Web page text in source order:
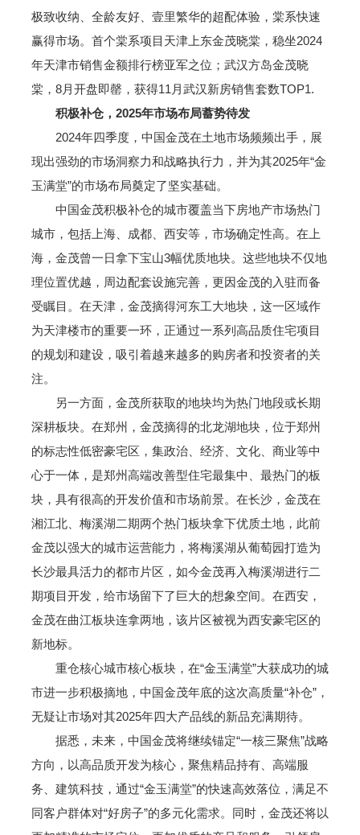
极致收纳、全龄友好、壹里繁华的超配体验，棠系快速
赢得市场。首个棠系项目天津上东金茂晓棠，稳坐2024
年天津市销售金额排行榜亚军之位；武汉方岛金茂晓
棠，8月开盘即罄，获得11月武汉新房销售套数TOP1.
积极补仓，2025年市场布局蓄势待发
2024年四季度，中国金茂在土地市场频频出手，展
现出强劲的市场洞察力和战略执行力，并为其2025年“金
玉满堂”的市场布局奠定了坚实基础。
中国金茂积极补仓的城市覆盖当下房地产市场热门
城市，包括上海、成都、西安等，市场确定性高。在上
海，金茂曾一日拿下宝山3幅优质地块。这些地块不仅地
理位置优越，周边配套设施完善，更因金茂的入驻而备
受瞩目。在天津，金茂摘得河东工大地块，这一区域作
为天津楼市的重要一环，正通过一系列高品质住宅项目
的规划和建设，吸引着越来越多的购房者和投资者的关
注。
另一方面，金茂所获取的地块均为热门地段或长期
深耕板块。在郑州，金茂摘得的北龙湖地块，位于郑州
的标志性低密豪宅区，集政治、经济、文化、商业等中
心于一体，是郑州高端改善型住宅最集中、最热门的板
块，具有很高的开发价值和市场前景。在长沙，金茂在
湘江北、梅溪湖二期两个热门板块拿下优质土地，此前
金茂以强大的城市运营能力，将梅溪湖从葡萄园打造为
长沙最具活力的都市片区，如今金茂再入梅溪湖进行二
期项目开发，给市场留下了巨大的想象空间。在西安，
金茂在曲江板块连拿两地，该片区被视为西安豪宅区的
新地标。
重仓核心城市核心板块，在“金玉满堂”大获成功的城
市进一步积极摘地，中国金茂年底的这次高质量“补仓”，
无疑让市场对其2025年四大产品线的新品充满期待。
据悉，未来，中国金茂将继续锚定“一核三聚焦”战略
方向，以高品质开发为核心，聚焦精品持有、高端服
务、建筑科技，通过“金玉满堂”的快速高效落位，满足不
同客户群体对“好房子”的多元化需求。同时，金茂还将以